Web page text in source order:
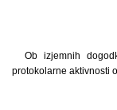
Ob izjemnih
protokolarne aktivnosti